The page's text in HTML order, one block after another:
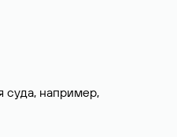
суда, например,